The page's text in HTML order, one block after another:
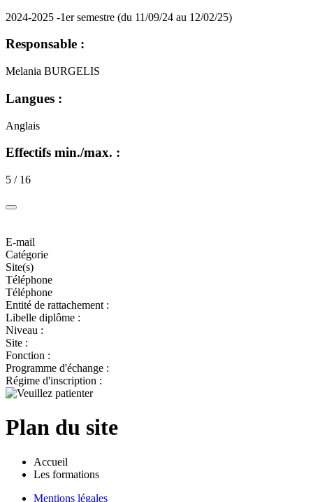
2024-2025 -1er semestre (du 11/09/24 au 12/02/25)
Responsable :
Melania BURGELIS
Langues :
Anglais
Effectifs min./max. :
5 / 16
E-mail
Catégorie
Site(s)
Téléphone
Téléphone
Entité de rattachement :
Libelle diplôme :
Niveau :
Site :
Fonction :
Programme d'échange :
Régime d'inscription :
Plan du site
Accueil
Les formations
Mentions légales